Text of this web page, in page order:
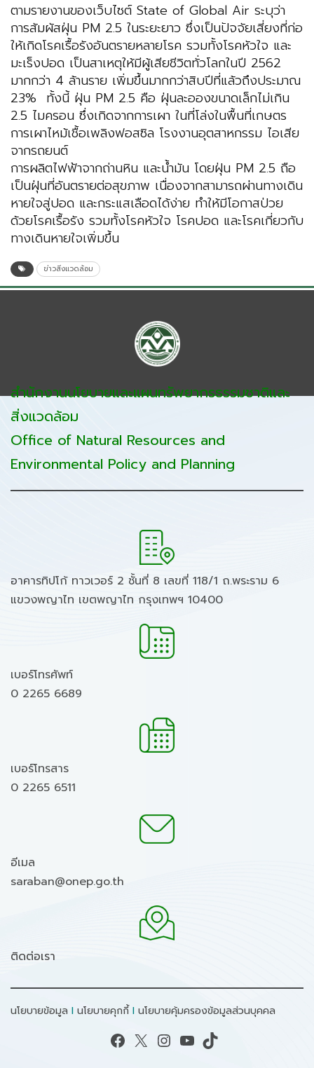
ตามรายงานของเว็บไซต์ State of Global Air ระบุว่า
การสัมผัสฝุ่น PM 2.5 ในระยะยาว ซึ่งเป็นปัจจัยเสี่ยงที่ก่อ
ให้เกิดโรคเรื้อรังอันตรายหลายโรค รวมทั้งโรคหัวใจ และ
มะเร็งปอด เป็นสาเหตุให้มีผู้เสียชีวิตทั่วโลกในปี 2562
มากกว่า 4 ล้านราย เพิ่มขึ้นมากกว่าสิบปีที่แล้วถึงประมาณ
23% ทั้งนี้ ฝุ่น PM 2.5 คือ ฝุ่นละอองขนาดเล็กไม่เกิน
2.5 ไมครอน ซึ่งเกิดจากการเผา ในที่โล่งในพื้นที่เกษตร
การเผาไหม้เชื้อเพลิงฟอสซิล โรงงานอุตสาหกรรม ไอเสีย
จากรถยนต์
การผลิตไฟฟ้าจากถ่านหิน และน้ำมัน โดยฝุ่น PM 2.5 ถือ
เป็นฝุ่นที่อันตรายต่อสุขภาพ เนื่องจากสามารถผ่านทางเดิน
หายใจสู่ปอด และกระแสเลือดได้ง่าย ทำให้มีโอกาสป่วย
ด้วยโรคเรื้อรัง รวมทั้งโรคหัวใจ โรคปอด และโรคเกี่ยวกับ
ทางเดินหายใจเพิ่มขึ้น
ข่าวสิ่งแวดล้อม
สำนักงานนโยบายและแผนทรัพยากรธรรมชาติและ
สิ่งแวดล้อม
Office of Natural Resources and
Environmental Policy and Planning
อาคารทิปโก้ ทาวเวอร์ 2 ชั้นที่ 8 เลขที่ 118/1 ถ.พระราม 6
แขวงพญาไท เขตพญาไท กรุงเทพฯ 10400
เบอร์โทรศัพท์
0 2265 6689
เบอร์โทรสาร
0 2265 6511
อีเมล
saraban@onep.go.th
ติดต่อเรา
นโยบายข้อมูล I นโยบายคุกกี้ I นโยบายคุ้มครองข้อมูลส่วนบุคคล
Facebook X Instagram YouTube TikTok